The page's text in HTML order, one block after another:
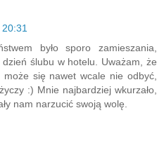
20:31
było sporo zamieszania,
dzień ślubu w hotelu. Uważam, że
się nawet wcale nie odbyć,
:) Mnie najbardziej wkurzało,
nam narzucić swoją wolę.